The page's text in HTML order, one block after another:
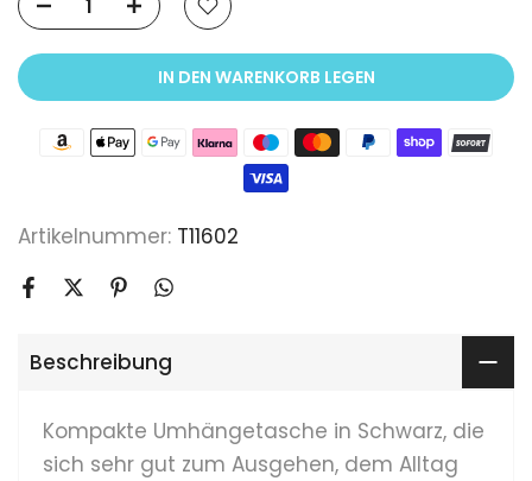
IN DEN WARENKORB LEGEN
Artikelnummer: T11602
Beschreibung
Kompakte Umhängetasche in Schwarz, die
sich sehr gut zum Ausgehen, dem Alltag